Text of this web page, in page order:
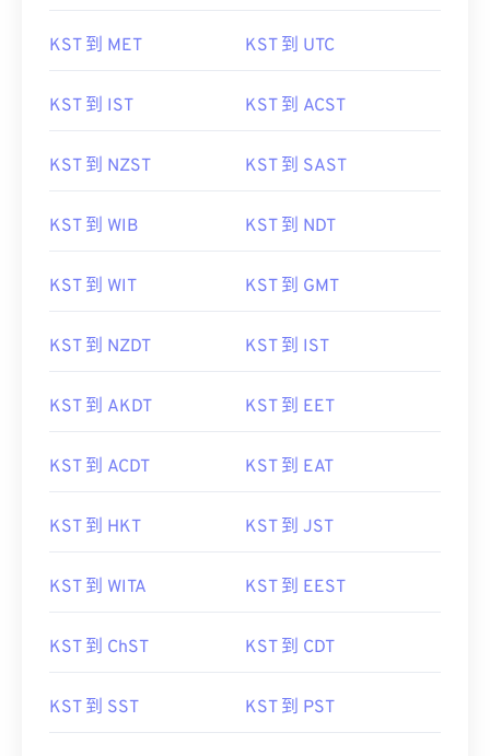
KST 到 MET KST 到 UTC
KST 到 IST KST 到 ACST
KST 到 NZST KST 到 SAST
KST 到 WIB KST 到 NDT
KST 到 WIT KST 到 GMT
KST 到 NZDT KST 到 IST
KST 到 AKDT KST 到 EET
KST 到 ACDT KST 到 EAT
KST 到 HKT KST 到 JST
KST 到 WITA KST 到 EEST
KST 到 ChST KST 到 CDT
KST 到 SST KST 到 PST